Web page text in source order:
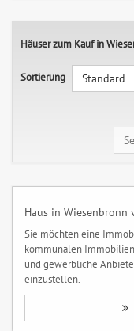
Häuser zum Kauf in
Sortierung
Standard
Haus in Wiesenbronn
Sie möchten eine
kommunalen
und gewerbliche
einzustellen.